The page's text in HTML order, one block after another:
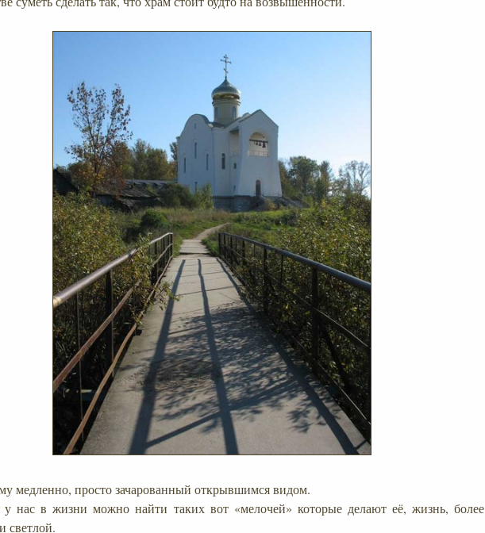
медленно, просто зачарованный открывшимся видом.
нас в жизни можно найти таких вот «мелочей» которые делают её, жизнь, более
светлой.